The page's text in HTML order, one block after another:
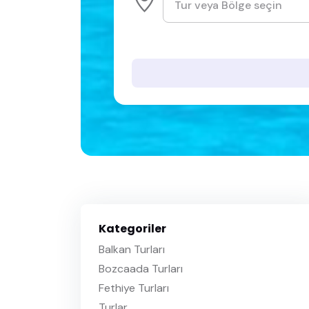
Kategoriler
Balkan Turları
Bozcaada Turları
Fethiye Turları